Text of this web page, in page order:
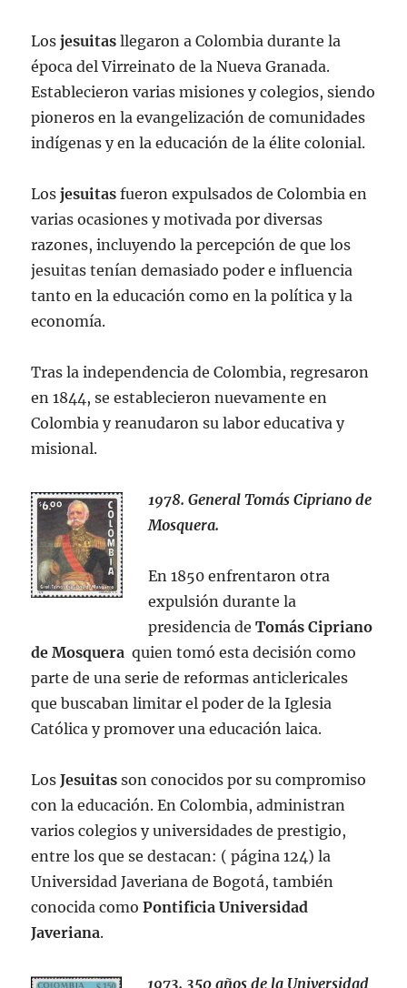
Losjesuitas llegaron a Colombia durante la
época del Virreinato de la Nueva Granada.
Establecieron varias misiones y colegios, siendo
pioneros en la evangelización de comunidades
indígenas y en la educación de la élite colonial.
Losjesuitas fueron expulsados de Colombia en
varias ocasiones y motivada por diversas
razones, incluyendo la percepción de que los
jesuitas tenían demasiado poder e influencia
tanto en la educación como en la política y la
economía.
Tras la independencia de Colombia, regresaron
en 1844, se establecieron nuevamente en
Colombia y reanudaron su labor educativa y
misional.
1978. General Tomás Cipriano de
Mosquera.
En 1850 enfrentaron otra
expulsión durante la
presidencia deTomás Cipriano
de Mosquera quien tomó esta decisión como
parte de una serie de reformas anticlericales
que buscaban limitar el poder de la Iglesia
Católica y promover una educación laica.
LosJesuitas son conocidos por su compromiso
con la educación. En Colombia, administran
varios colegios y universidades de prestigio,
entre los que se destacan: ( página 124) la
Universidad Javeriana de Bogotá, también
conocida comoPontificia Universidad
Javeriana.
1973. 350 años de la Universidad